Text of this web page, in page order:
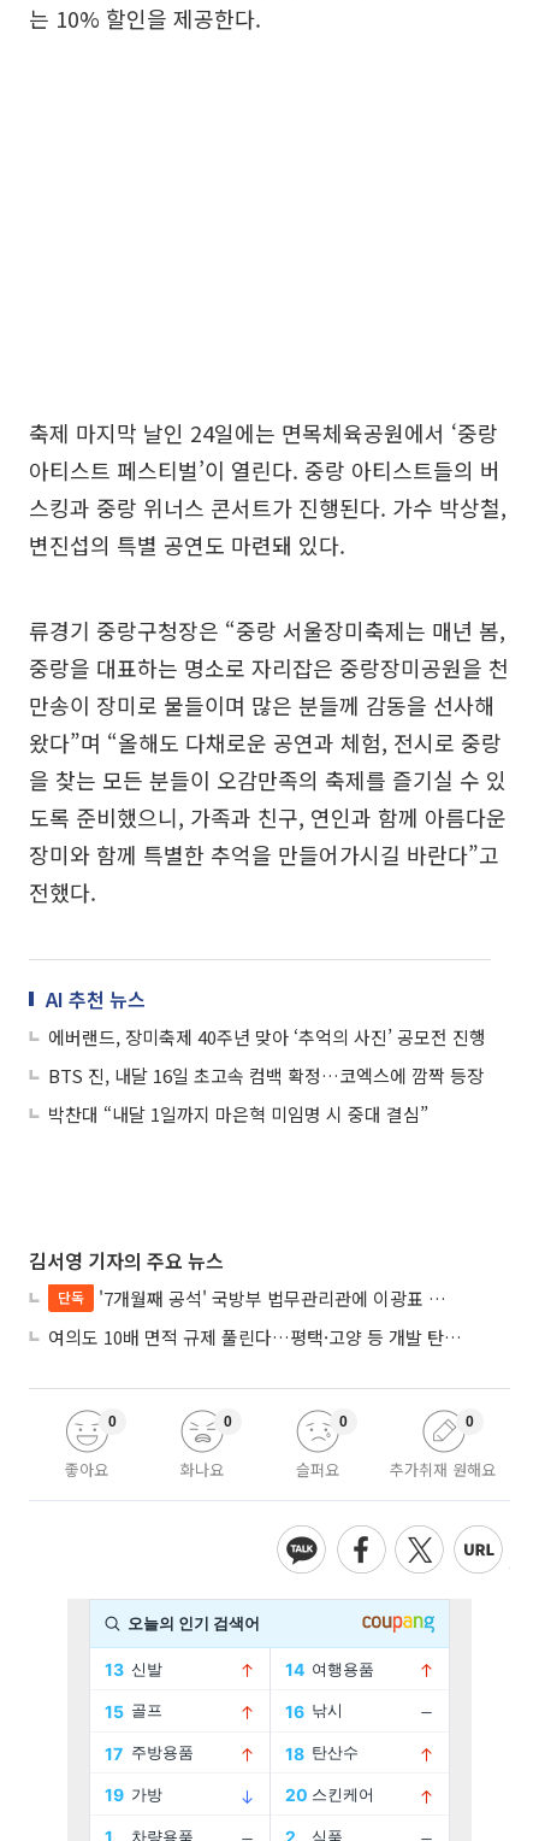
는 10% 할인을 제공한다.
축제 마지막 날인 24일에는 면목체육공원에서 ‘중랑
아티스트 페스티벌’이 열린다. 중랑 아티스트들의 버
스킹과 중랑 위너스 콘서트가 진행된다. 가수 박상철,
변진섭의 특별 공연도 마련돼 있다.
류경기 중랑구청장은 “중랑 서울장미축제는 매년 봄,
중랑을 대표하는 명소로 자리잡은 중랑장미공원을 천
만송이 장미로 물들이며 많은 분들께 감동을 선사해
왔다”며 “올해도 다채로운 공연과 체험, 전시로 중랑
을 찾는 모든 분들이 오감만족의 축제를 즐기실 수 있
도록 준비했으니, 가족과 친구, 연인과 함께 아름다운
장미와 함께 특별한 추억을 만들어가시길 바란다”고
전했다.
AI 추천 뉴스
에버랜드, 장미축제 40주년 맞아 ‘추억의 사진’ 공모전 진행
BTS 진, 내달 16일 초고속 컴백 확정…코엑스에 깜짝 등장
박찬대 “내달 1일까지 마은혁 미임명 시 중대 결심”
김서영 기자의 주요 뉴스
단독
'7개월째 공석' 국방부 법무관리관에 이광표 변호사 내정
여의도 10배 면적 규제 풀린다…평택·고양 등 개발 탄력 기대
좋아요
0
화나요
0
슬퍼요
0
추가취재 원해요
0